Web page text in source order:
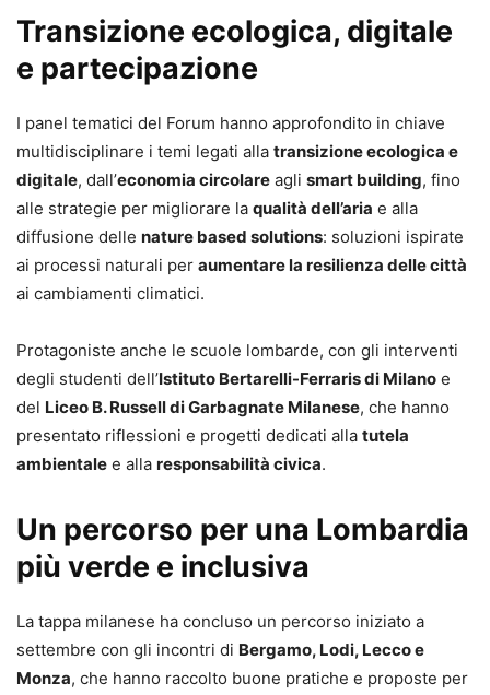
Transizione ecologica, digitale
e partecipazione
I panel tematici del Forum hanno approfondito in chiave
multidisciplinare i temi legati alla transizione ecologica e
digitale, dall’economia circolare agli smart building, fino
alle strategie per migliorare la qualità dell’aria e alla
diffusione delle nature based solutions: soluzioni ispirate
ai processi naturali per aumentare la resilienza delle città
ai cambiamenti climatici.
Protagoniste anche le scuole lombarde, con gli interventi
degli studenti dell’Istituto Bertarelli-Ferraris di Milano e
del Liceo B. Russell di Garbagnate Milanese, che hanno
presentato riflessioni e progetti dedicati alla tutela
ambientale e alla responsabilità civica.
Un percorso per una Lombardia
più verde e inclusiva
La tappa milanese ha concluso un percorso iniziato a
settembre con gli incontri di Bergamo, Lodi, Lecco e
Monza, che hanno raccolto buone pratiche e proposte per